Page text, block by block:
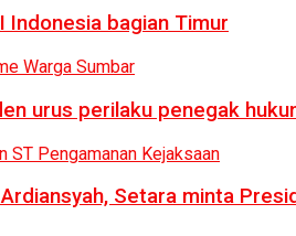
Indonesia bagian Timur
urus perilaku penegak
Setara minta